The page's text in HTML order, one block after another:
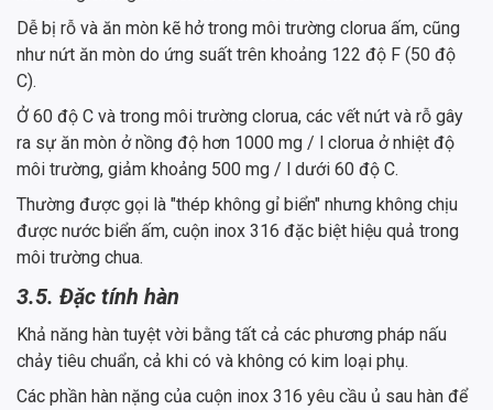
Dễ bị rỗ và ăn mòn kẽ hở trong môi trường clorua ấm, cũng
như nứt ăn mòn do ứng suất trên khoảng 122 độ F (50 độ
C).
Ở 60 độ C và trong môi trường clorua, các vết nứt và rỗ gây
ra sự ăn mòn ở nồng độ hơn 1000 mg / l clorua ở nhiệt độ
môi trường, giảm khoảng 500 mg / l dưới 60 độ C.
Thường được gọi là "thép không gỉ biển" nhưng không chịu
được nước biển ấm, cuộn inox 316 đặc biệt hiệu quả trong
môi trường chua.
3.5. Đặc tính hàn
Khả năng hàn tuyệt vời bằng tất cả các phương pháp nấu
chảy tiêu chuẩn, cả khi có và không có kim loại phụ.
Các phần hàn nặng của cuộn inox 316 yêu cầu ủ sau hàn để